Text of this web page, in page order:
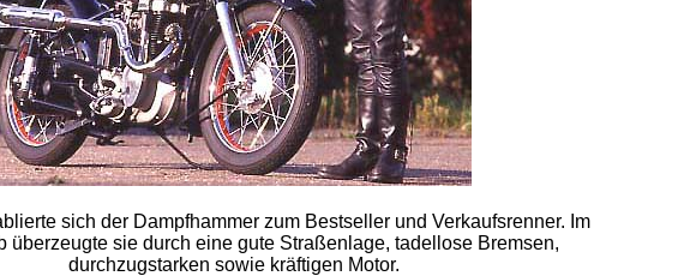
sich der Dampfhammer zum Bestseller und Verkaufsrenner. Im
überzeugte sie durch eine gute Straßenlage, tadellose Bremsen,
durchzugstarken sowie kräftigen Motor.